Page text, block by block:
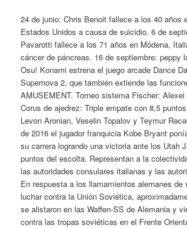
24 de junio: Chris Benoit fallece a los 40 años
Estados Unidos a causa de suicidio. 6 de
Pavarotti fallece a los 71 años en Módena,
cáncer de páncreas. 16 de septiembre: peppy
Osu! Konami estrena el juego arcade Dance
Supernova 2, que también extiende las
AMUSEMENT. Torneo sistema Fischer: Alexei
Corus de ajedrez: Triple empate con 8,5
Levon Aronian, Veselin Topalov y Teymur
de 2016 el jugador franquicia Kobe Bryant
su carrera logrando una victoria ante los Utah
puntos del escolta. Representan a la
las autoridades consulares italianas y las
En respuesta a los llamamientos alemanes de
luchar contra la Unión Soviética,
se alistaron en las Waffen-SS de Alemania y
contra las tropas soviéticas en el Frente